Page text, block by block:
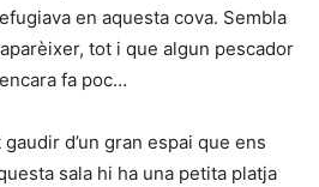
en aquesta cova. Sembla
tot i que algun pescador
fa poc…
d’un gran espai que ens
sala hi ha una petita platja